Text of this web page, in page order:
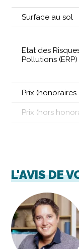
Surface au sol
Etat des
Pollutions (ERP)
Prix (honoraires
Prix (hors
L'AVIS DE